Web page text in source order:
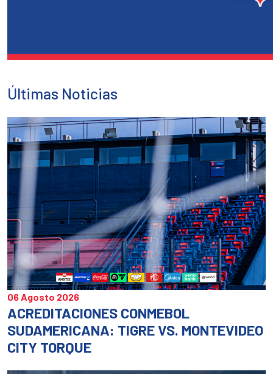
Últimas Noticias
06 Agosto 2026
ACREDITACIONES CONMEBOL
SUDAMERICANA: TIGRE VS. MONTEVIDEO
CITY TORQUE